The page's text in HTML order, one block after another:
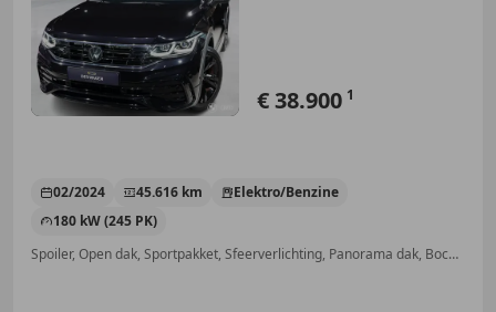
€ 38.900 1
02/2024 45.616 km
Elektro/Benzine
180 kW (245 PK)
Spoiler, Open dak, Sportpakket, Sfeerverlichting, Panorama dak, Bochtverlichting, Getinte ramen, Sportonderstel